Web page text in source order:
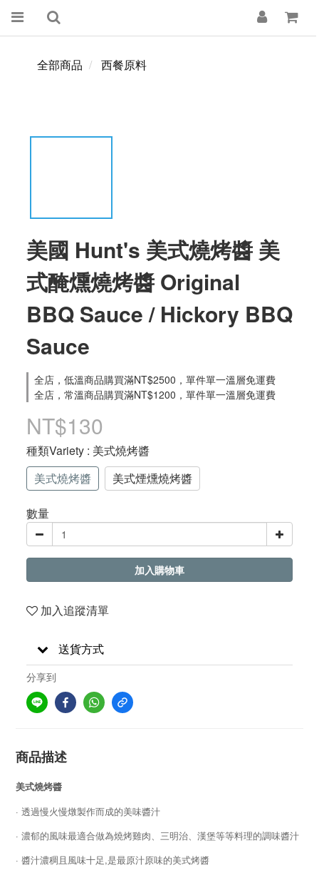
全部商品 西餐原料
美國 Hunt's 美式燒烤醬 美
式醃燻燒烤醬 Original
BBQ Sauce / Hickory BBQ
Sauce
全店，低溫商品購買滿NT$2500，單件單一溫層免運費
全店，常溫商品購買滿NT$1200，單件單一溫層免運費
NT$130
種類Variety : 美式燒烤醬
美式燒烤醬
美式煙燻燒烤醬
數量
加入購物車
加入追蹤清單
送貨方式
分享到
商品描述
美式燒烤醬
· 透過慢火慢燉製作而成的美味醬汁
· 濃郁的風味最適合做為燒烤雞肉、三明治、漢堡等等料理的調味醬汁
· 醬汁濃稠且風味十足,是最原汁原味的美式烤醬